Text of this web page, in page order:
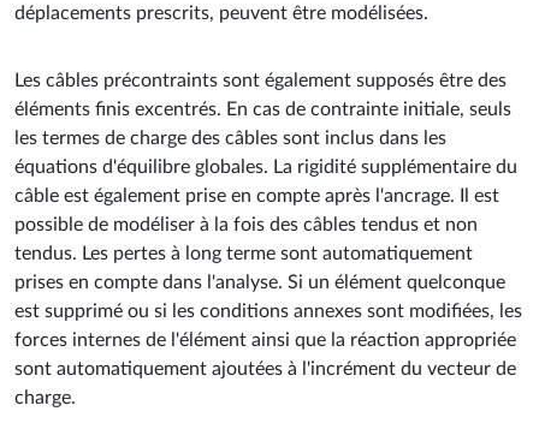
déplacements prescrits, peuvent être modélisées.
Les câbles précontraints sont également supposés être des
éléments finis excentrés. En cas de contrainte initiale, seuls
les termes de charge des câbles sont inclus dans les
équations d'équilibre globales. La rigidité supplémentaire du
câble est également prise en compte après l'ancrage. Il est
possible de modéliser à la fois des câbles tendus et non
tendus. Les pertes à long terme sont automatiquement
prises en compte dans l'analyse. Si un élément quelconque
est supprimé ou si les conditions annexes sont modifiées, les
forces internes de l'élément ainsi que la réaction appropriée
sont automatiquement ajoutées à l'incrément du vecteur de
charge.